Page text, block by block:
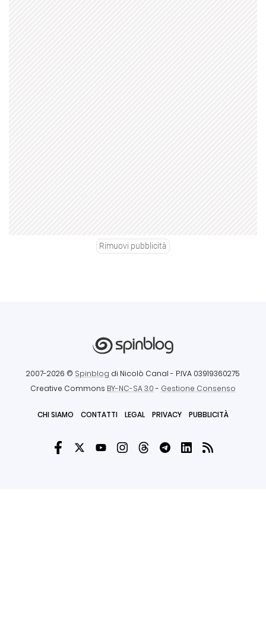
Rimuovi pubblicità
2007-2026 © Spinblog di Nicolò Canal - P.IVA 03919360275
Creative Commons BY-NC-SA 3.0- Gestione Consenso
CHI SIAMO CONTATTI LEGAL PRIVACY PUBBLICITÀ